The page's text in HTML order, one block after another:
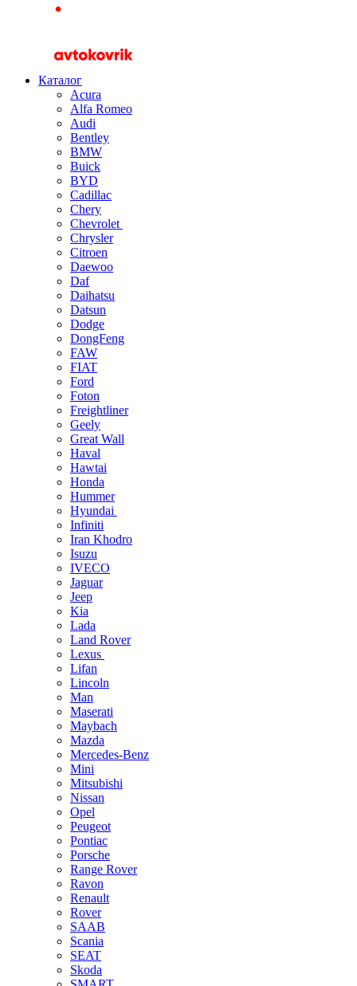
Каталог
Acura
Alfa Romeo
Audi
Bentley
BMW
Buick
BYD
Cadillac
Chery
Chevrolet
Chrysler
Citroen
Daewoo
Daf
Daihatsu
Datsun
Dodge
DongFeng
FAW
FIAT
Ford
Foton
Freightliner
Geely
Great Wall
Haval
Hawtai
Honda
Hummer
Hyundai
Infiniti
Iran Khodro
Isuzu
IVECO
Jaguar
Jeep
Kia
Lada
Land Rover
Lexus
Lifan
Lincoln
Man
Maserati
Maybach
Mazda
Mercedes-Benz
Mini
Mitsubishi
Nissan
Opel
Peugeot
Pontiac
Porsche
Range Rover
Ravon
Renault
Rover
SAAB
Scania
SEAT
Skoda